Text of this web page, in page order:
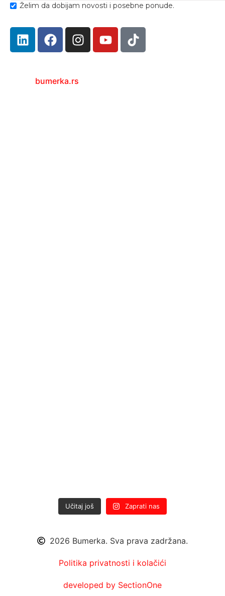
Želim da dobijam novosti i posebne ponude.
bumerka.rs
Učitaj još Zaprati nas
2026 Bumerka. Sva prava zadržana.
Politika privatnosti i kolačići
developed by SectionOne